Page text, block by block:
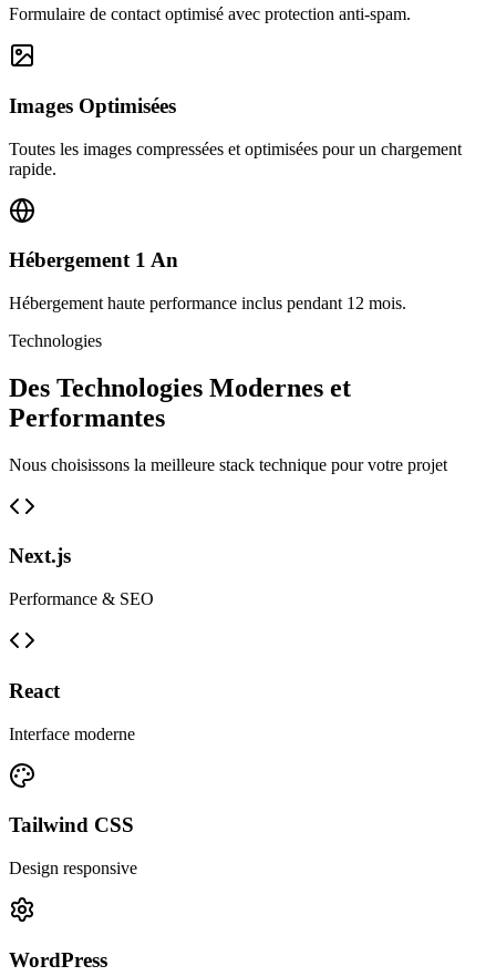
Formulaire de contact optimisé avec protection anti-spam.
Images Optimisées
Toutes les images compressées et optimisées pour un chargement
rapide.
Hébergement 1 An
Hébergement haute performance inclus pendant 12 mois.
Technologies
Des Technologies Modernes et
Performantes
Nous choisissons la meilleure stack technique pour votre projet
Next.js
Performance & SEO
React
Interface moderne
Tailwind CSS
Design responsive
WordPress